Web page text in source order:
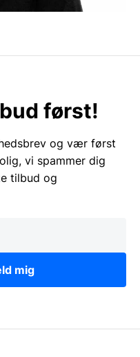
først!
og vær først
vi spammer dig
tilbud og
mig